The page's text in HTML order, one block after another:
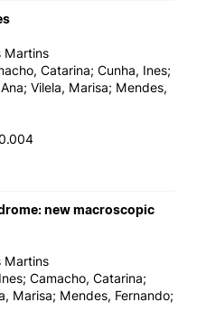
Martins
Catarina; Cunha, Ines;
Vilela, Marisa; Mendes,
new macroscopic
Martins
Camacho, Catarina;
Marisa; Mendes, Fernando;